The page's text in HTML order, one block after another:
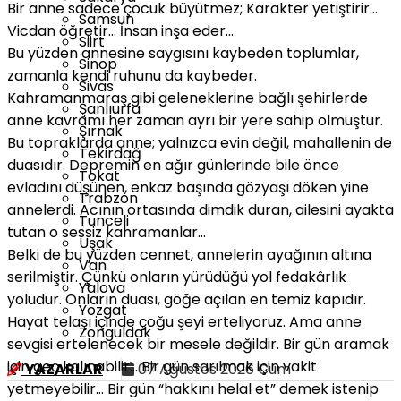
Samsun
Siirt
Sinop
Sivas
Şanlıurfa
Şırnak
Tekirdağ
Tokat
Trabzon
Tunceli
Uşak
Van
Yalova
Yozgat
Zonguldak
YAZARLAR
07 Ağustos 2026 Cum
Bir anne sadece çocuk büyütmez; Karakter yetiştirir…
Vicdan öğretir… İnsan inşa eder…
Bu yüzden annesine saygısını kaybeden toplumlar,
zamanla kendi ruhunu da kaybeder.
Kahramanmaraş gibi geleneklerine bağlı şehirlerde
anne kavramı her zaman ayrı bir yere sahip olmuştur.
Bu topraklarda anne; yalnızca evin değil, mahallenin de
duasıdır. Depremin en ağır günlerinde bile önce
evladını düşünen, enkaz başında gözyaşı döken yine
annelerdi. Acının ortasında dimdik duran, ailesini ayakta
tutan o sessiz kahramanlar…
Belki de bu yüzden cennet, annelerin ayağının altına
serilmiştir. Çünkü onların yürüdüğü yol fedakârlık
yoludur. Onların duası, göğe açılan en temiz kapıdır.
Hayat telaşı içinde çoğu şeyi erteliyoruz. Ama anne
sevgisi ertelenecek bir mesele değildir. Bir gün aramak
için geç kalınabilir… Bir gün sarılmak için vakit
yetmeyebilir… Bir gün “hakkını helal et” demek istenip